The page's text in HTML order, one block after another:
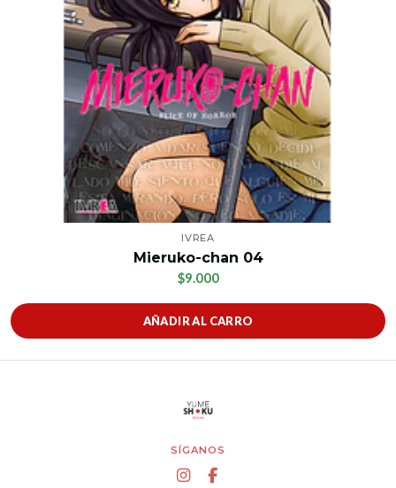
IVREA
Mieruko-chan 04
$9.000
AÑADIR AL CARRO
SÍGANOS